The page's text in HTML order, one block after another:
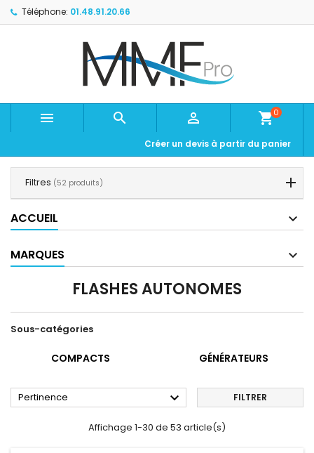
Téléphone: 01.48.91.20.66
   shopping_cart0
Créer un devis à partir du panier
Filtres (52 produits)
ACCUEIL
MARQUES
FLASHES AUTONOMES
Sous-catégories
COMPACTS GÉNÉRATEURS
Pertinence  FILTRER
Affichage 1-30 de 53 article(s)